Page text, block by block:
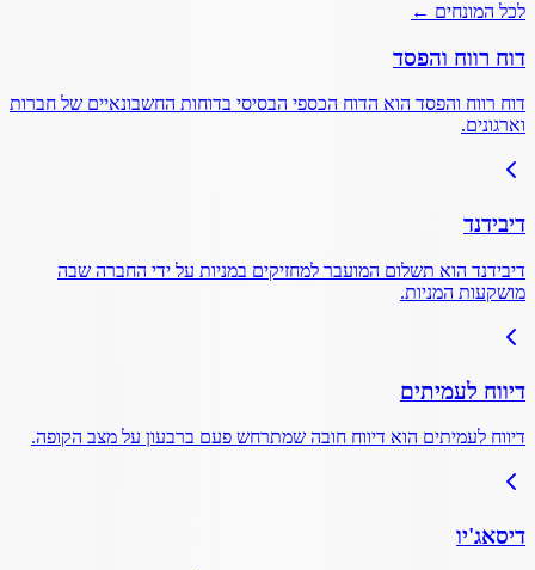
לכל המונחים ←
דוח רווח והפסד
דוח רווח והפסד הוא הדוח הכספי הבסיסי בדוחות החשבונאיים של חברות
וארגונים.
דיבידנד
דיבידנד הוא תשלום המועבר למחזיקים במניות על ידי החברה שבה
מושקעות המניות.
דיווח לעמיתים
דיווח לעמיתים הוא דיווח חובה שמתרחש פעם ברבעון על מצב הקופה.
דיסאג'יו